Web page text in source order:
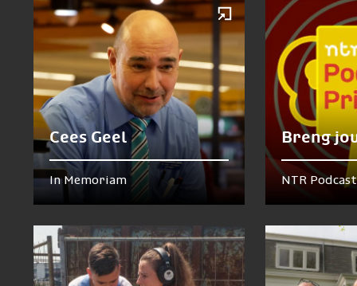
Cees Geel
In Memoriam
Breng
NTR